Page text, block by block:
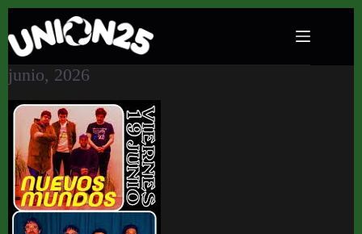
Concierto de Nuevos Mundos Exnovios en
Stereo Rockandroll Bar (Logroño) · 19 de
junio, 2026